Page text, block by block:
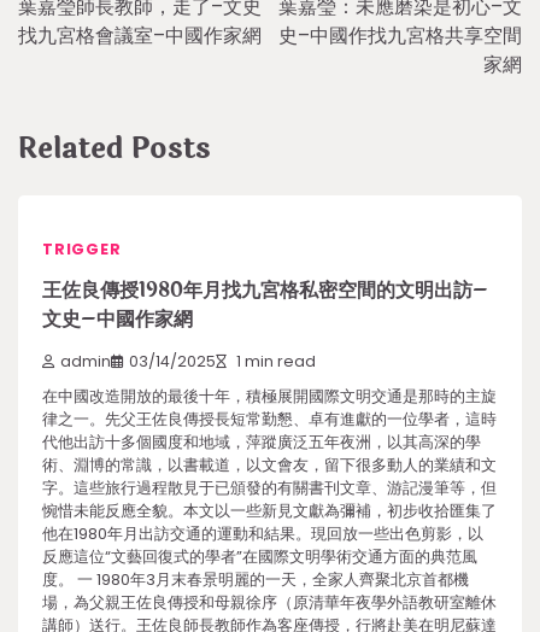
navigation
葉嘉瑩師長教師，走了–文史
找九宮格會議室–中國作家網
葉嘉瑩：未應磨染是初心–文
史–中國作找九宮格共享空間
家網
Related Posts
TRIGGER
王佐良傳授1980年月找九宮格私密空間的文明出訪–
文史–中國作家網
admin 03/14/2025 1 min read
在中國改造開放的最後十年，積極展開國際文明交通是那時的主旋
律之一。先父王佐良傳授長短常勤懇、卓有進獻的一位學者，這時
代他出訪十多個國度和地域，萍蹤廣泛五年夜洲，以其高深的學
術、淵博的常識，以書載道，以文會友，留下很多動人的業績和文
字。這些旅行過程散見于已頒發的有關書刊文章、游記漫筆等，但
惋惜未能反應全貌。本文以一些新見文獻為彌補，初步收拾匯集了
他在1980年月出訪交通的運動和結果。現回放一些出色剪影，以
反應這位“文藝回復式的學者”在國際文明學術交通方面的典范風
度。 一 1980年3月末春景明麗的一天，全家人齊聚北京首都機
場，為父親王佐良傳授和母親徐序（原清華年夜學外語教研室離休
講師）送行。王佐良師長教師作為客座傳授，行將赴美在明尼蘇達